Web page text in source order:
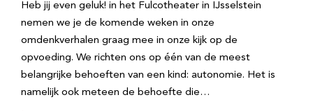
Heb jij even geluk! in het Fulcotheater in IJsselstein
nemen we je de komende weken in onze
omdenkverhalen graag mee in onze kijk op de
opvoeding. We richten ons op één van de meest
belangrijke behoeften van een kind: autonomie. Het is
namelijk ook meteen de behoefte die…